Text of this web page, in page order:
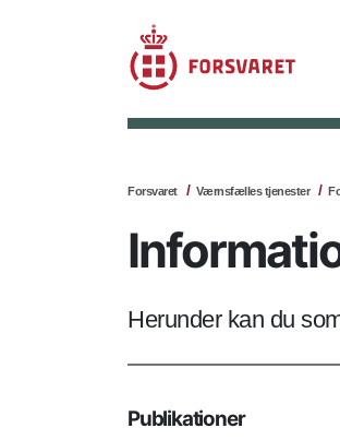
Forsvaret Værnsfælles tjenester
Herunder kan du
Publikationer